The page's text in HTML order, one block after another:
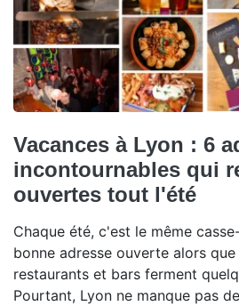
Vacances à Lyon : 6
incontournables qui
ouvertes tout l'été
Chaque été, c'est le même
bonne adresse ouverte alors
restaurants et bars ferment
Pourtant, Lyon ne manque pas